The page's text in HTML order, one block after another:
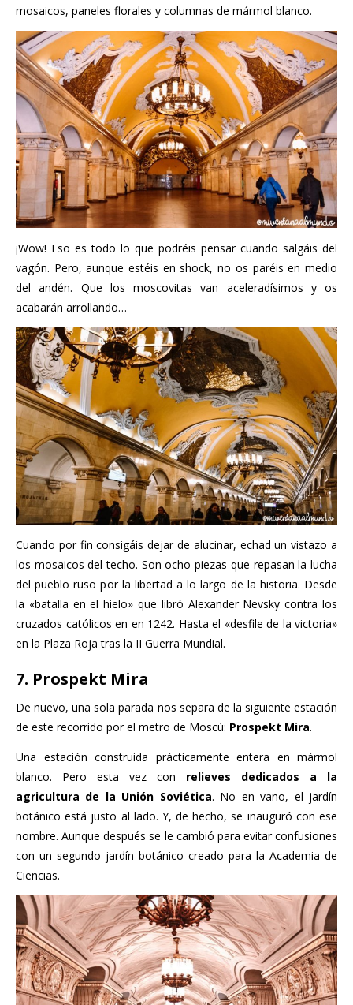
mosaicos, paneles florales y columnas de mármol blanco.
¡Wow! Eso es todo lo que podréis pensar cuando salgáis del
vagón. Pero, aunque estéis en shock, no os paréis en medio
del andén. Que los moscovitas van aceleradísimos y os
acabarán arrollando…
Cuando por fin consigáis dejar de alucinar, echad un vistazo a
los mosaicos del techo. Son ocho piezas que repasan la lucha
del pueblo ruso por la libertad a lo largo de la historia. Desde
la «batalla en el hielo» que libró Alexander Nevsky contra los
cruzados católicos en en 1242. Hasta el «desfile de la victoria»
en la Plaza Roja tras la II Guerra Mundial.
7. Prospekt Mira
De nuevo, una sola parada nos separa de la siguiente estación
de este recorrido por el metro de Moscú: Prospekt Mira.
Una estación construida prácticamente entera en mármol
blanco. Pero esta vez con relieves dedicados a la
agricultura de la Unión Soviética. No en vano, el jardín
botánico está justo al lado. Y, de hecho, se inauguró con ese
nombre. Aunque después se le cambió para evitar confusiones
con un segundo jardín botánico creado para la Academia de
Ciencias.